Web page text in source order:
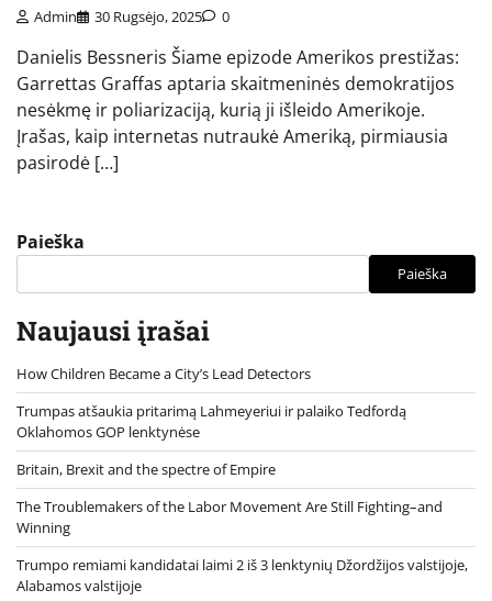
Admin 30 Rugsėjo, 2025 0
Danielis Bessneris Šiame epizode Amerikos prestižas:
Garrettas Graffas aptaria skaitmeninės demokratijos
nesėkmę ir poliarizaciją, kurią ji išleido Amerikoje.
Įrašas, kaip internetas nutraukė Ameriką, pirmiausia
pasirodė […]
Paieška
Paieška
Naujausi įrašai
How Children Became a City’s Lead Detectors
Trumpas atšaukia pritarimą Lahmeyeriui ir palaiko Tedfordą
Oklahomos GOP lenktynėse
Britain, Brexit and the spectre of Empire
The Troublemakers of the Labor Movement Are Still Fighting–and
Winning
Trumpo remiami kandidatai laimi 2 iš 3 lenktynių Džordžijos valstijoje,
Alabamos valstijoje